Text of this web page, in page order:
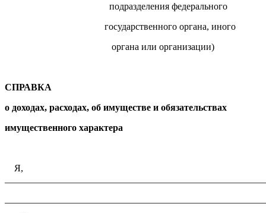
подразделения федерального
государственного органа, иного
органа или организации)
СПРАВКА
о доходах, расходах, об имуществе и обязательствах
имущественного характера
Я,